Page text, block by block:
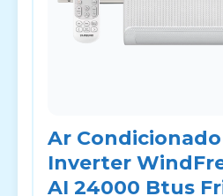
Ar
Inverter
AI 24000 Btus